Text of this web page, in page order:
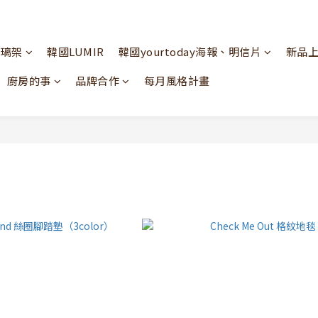
架 韓國LUMIR 韓國yourtoday海報、明信片
新品
廚房的事
品牌合作 每月風格計畫